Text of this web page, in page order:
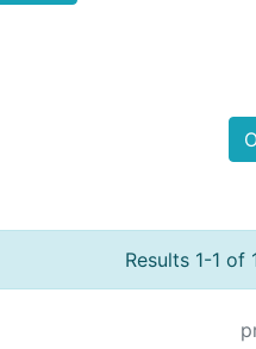
Results 1-1 of